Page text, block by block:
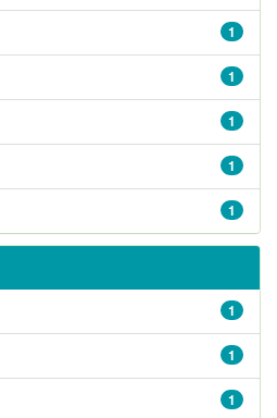
1
1
1
1
1
1
1
1